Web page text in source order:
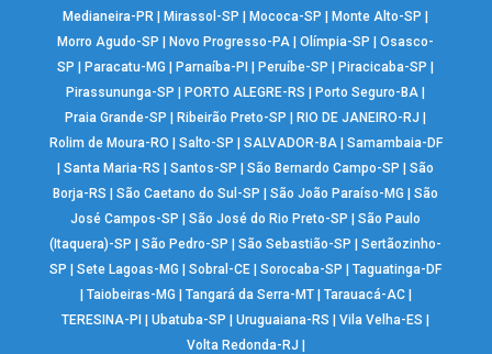
Medianeira-PR |Mirassol-SP |Mococa-SP |Monte Alto-SP |
Morro Agudo-SP |Novo Progresso-PA |Olímpia-SP |Osasco-
SP |Paracatu-MG |Parnaíba-PI |Peruíbe-SP |Piracicaba-SP |
Pirassununga-SP |PORTO ALEGRE-RS |Porto Seguro-BA |
Praia Grande-SP |Ribeirão Preto-SP |RIO DE JANEIRO-RJ |
Rolim de Moura-RO | Salto-SP | SALVADOR-BA| Samambaia-DF
|Santa Maria-RS |Santos-SP |São Bernardo Campo-SP |São
Borja-RS |São Caetano do Sul-SP |São João Paraíso-MG |São
José Campos-SP |São José do Rio Preto-SP |São Paulo
(Itaquera)-SP |São Pedro-SP |São Sebastião-SP |Sertãozinho-
SP |Sete Lagoas-MG |Sobral-CE |Sorocaba-SP |Taguatinga-DF
| Taiobeiras-MG | Tangará da Serra-MT| Tarauacá-AC|
TERESINA-PI |Ubatuba-SP |Uruguaiana-RS |Vila Velha-ES |
Volta Redonda-RJ |